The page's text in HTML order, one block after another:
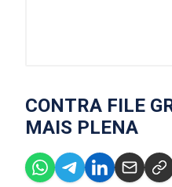
CONTRA FILE
MAIS PLENA